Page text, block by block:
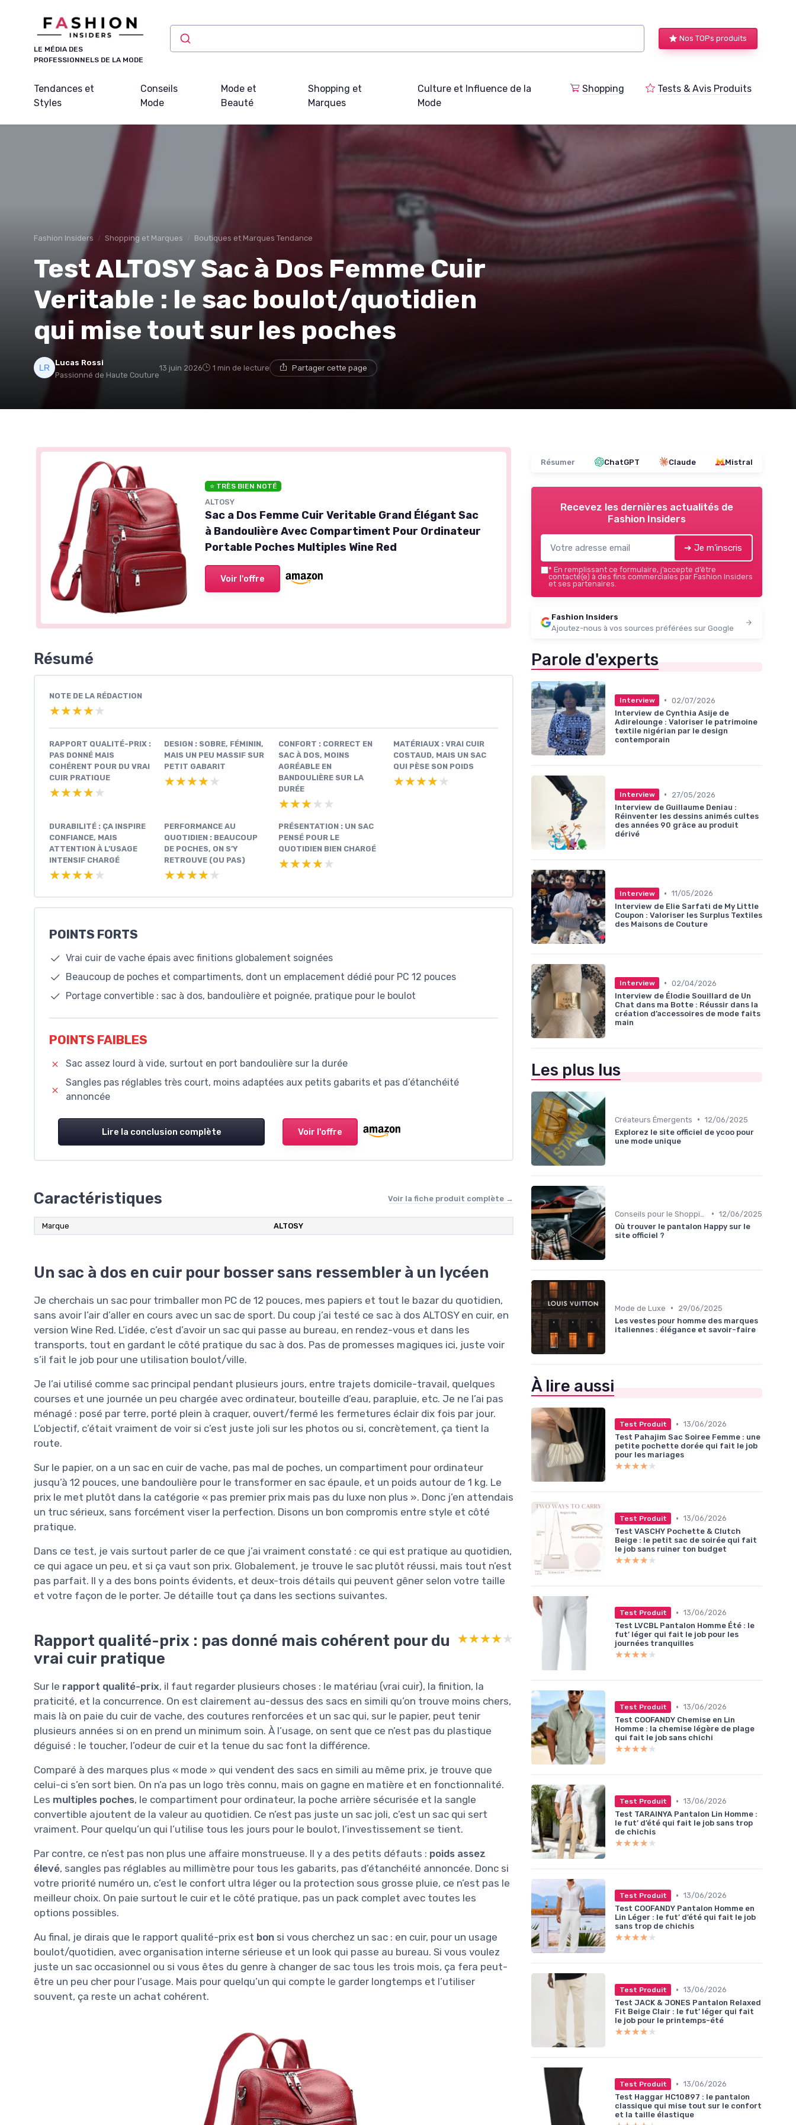
LE MÉDIA DES
PROFESSIONNELS DE LA MODE
Nos TOPs produits
Tendances et
Styles
Conseils
Mode
Mode et
Beauté
Shopping et
Marques
Culture et Influence de la
Mode
Shopping Tests & Avis Produits
Fashion Insiders Shopping et Marques Boutiques et Marques Tendance
Test ALTOSY Sac à Dos Femme Cuir
Veritable : le sac boulot/quotidien
qui mise tout sur les poches
Lucas Rossi
Passionné de Haute Couture
13 juin 2026 1 min de lecture Partager cette page
⭐ TRÈS BIEN NOTÉ
ALTOSY
Sac a Dos Femme Cuir Veritable Grand Élégant Sac
à Bandoulière Avec Compartiment Pour Ordinateur
Portable Poches Multiples Wine Red
Voir l'offre
Résumé
NOTE DE LA RÉDACTION
★★★★★
★★★★★
RAPPORT QUALITÉ-PRIX :
PAS DONNÉ MAIS
COHÉRENT POUR DU VRAI
CUIR PRATIQUE
★★★★★
★★★★★
DESIGN : SOBRE, FÉMININ,
MAIS UN PEU MASSIF SUR
PETIT GABARIT
★★★★★
★★★★★
CONFORT : CORRECT EN
SAC À DOS, MOINS
AGRÉABLE EN
BANDOULIÈRE SUR LA
DURÉE
★★★★★
★★★★★
MATÉRIAUX : VRAI CUIR
COSTAUD, MAIS UN SAC
QUI PÈSE SON POIDS
★★★★★
★★★★★
DURABILITÉ : ÇA INSPIRE
CONFIANCE, MAIS
ATTENTION À L’USAGE
INTENSIF CHARGÉ
★★★★★
★★★★★
PERFORMANCE AU
QUOTIDIEN : BEAUCOUP
DE POCHES, ON S’Y
RETROUVE (OU PAS)
★★★★★
★★★★★
PRÉSENTATION : UN SAC
PENSÉ POUR LE
QUOTIDIEN BIEN CHARGÉ
★★★★★
★★★★★
POINTS FORTS
Vrai cuir de vache épais avec finitions globalement soignées
Beaucoup de poches et compartiments, dont un emplacement dédié pour PC 12 pouces
Portage convertible : sac à dos, bandoulière et poignée, pratique pour le boulot
POINTS FAIBLES
Sac assez lourd à vide, surtout en port bandoulière sur la durée
Sangles pas réglables très court, moins adaptées aux petits gabarits et pas d’étanchéité
annoncée
Lire la conclusion complète Voir l'offre
Caractéristiques Voir la fiche produit complète →
Marque ALTOSY
Un sac à dos en cuir pour bosser sans ressembler à un lycéen
Je cherchais un sac pour trimballer mon PC de 12 pouces, mes papiers et tout le bazar du quotidien,
sans avoir l’air d’aller en cours avec un sac de sport. Du coup j’ai testé ce sac à dos ALTOSY en cuir, en
version Wine Red. L’idée, c’est d’avoir un sac qui passe au bureau, en rendez-vous et dans les
transports, tout en gardant le côté pratique du sac à dos. Pas de promesses magiques ici, juste voir
s’il fait le job pour une utilisation boulot/ville.
Je l’ai utilisé comme sac principal pendant plusieurs jours, entre trajets domicile-travail, quelques
courses et une journée un peu chargée avec ordinateur, bouteille d’eau, parapluie, etc. Je ne l’ai pas
ménagé : posé par terre, porté plein à craquer, ouvert/fermé les fermetures éclair dix fois par jour.
L’objectif, c’était vraiment de voir si c’est juste joli sur les photos ou si, concrètement, ça tient la
route.
Sur le papier, on a un sac en cuir de vache, pas mal de poches, un compartiment pour ordinateur
jusqu’à 12 pouces, une bandoulière pour le transformer en sac épaule, et un poids autour de 1 kg. Le
prix le met plutôt dans la catégorie « pas premier prix mais pas du luxe non plus ». Donc j’en attendais
un truc sérieux, sans forcément viser la perfection. Disons un bon compromis entre style et côté
pratique.
Dans ce test, je vais surtout parler de ce que j’ai vraiment constaté : ce qui est pratique au quotidien,
ce qui agace un peu, et si ça vaut son prix. Globalement, je trouve le sac plutôt réussi, mais tout n’est
pas parfait. Il y a des bons points évidents, et deux-trois détails qui peuvent gêner selon votre taille
et votre façon de le porter. Je détaille tout ça dans les sections suivantes.
Rapport qualité-prix : pas donné mais cohérent pour du
vrai cuir pratique
★★★★★
★★★★★
Sur le rapport qualité-prix, il faut regarder plusieurs choses : le matériau (vrai cuir), la finition, la
praticité, et la concurrence. On est clairement au-dessus des sacs en simili qu’on trouve moins chers,
mais là on paie du cuir de vache, des coutures renforcées et un sac qui, sur le papier, peut tenir
plusieurs années si on en prend un minimum soin. À l’usage, on sent que ce n’est pas du plastique
déguisé : le toucher, l’odeur de cuir et la tenue du sac font la différence.
Comparé à des marques plus « mode » qui vendent des sacs en simili au même prix, je trouve que
celui-ci s’en sort bien. On n’a pas un logo très connu, mais on gagne en matière et en fonctionnalité.
Les multiples poches, le compartiment pour ordinateur, la poche arrière sécurisée et la sangle
convertible ajoutent de la valeur au quotidien. Ce n’est pas juste un sac joli, c’est un sac qui sert
vraiment. Pour quelqu’un qui l’utilise tous les jours pour le boulot, l’investissement se tient.
Par contre, ce n’est pas non plus une affaire monstrueuse. Il y a des petits défauts : poids assez
élevé, sangles pas réglables au millimètre pour tous les gabarits, pas d’étanchéité annoncée. Donc si
votre priorité numéro un, c’est le confort ultra léger ou la protection sous grosse pluie, ce n’est pas le
meilleur choix. On paie surtout le cuir et le côté pratique, pas un pack complet avec toutes les
options possibles.
Au final, je dirais que le rapport qualité-prix est bon si vous cherchez un sac : en cuir, pour un usage
boulot/quotidien, avec organisation interne sérieuse et un look qui passe au bureau. Si vous voulez
juste un sac occasionnel ou si vous êtes du genre à changer de sac tous les trois mois, ça fera peut-
être un peu cher pour l’usage. Mais pour quelqu’un qui compte le garder longtemps et l’utiliser
souvent, ça reste un achat cohérent.
Résumer ChatGPT Claude Mistral
Recevez les dernières actualités de
Fashion Insiders
➔ Je m'inscris
* En remplissant ce formulaire, j’accepte d’être
contacté(e) à des fins commerciales par Fashion Insiders
et ses partenaires.
Fashion Insiders
Ajoutez-nous à vos sources préférées sur Google
Parole d'experts
Interview • 02/07/2026
Interview de Cynthia Asije de
Adirelounge : Valoriser le patrimoine
textile nigérian par le design
contemporain
Interview •
27/05/2026
Interview de Guillaume Deniau :
Réinventer les dessins animés cultes
des années 90 grâce au produit
dérivé
Interview • 11/05/2026
Interview de Elie Sarfati de My Little
Coupon : Valoriser les Surplus Textiles
des Maisons de Couture
Interview • 02/04/2026
Interview de Élodie Souillard de Un
Chat dans ma Botte : Réussir dans la
création d’accessoires de mode faits
main
Les plus lus
Créateurs Émergents • 12/06/2025
Explorez le site officiel de ycoo pour
une mode unique
• 12/06/2025
Où trouver le pantalon Happy sur le
site officiel ?
Mode de Luxe •
29/06/2025
Les vestes pour homme des marques
italiennes : élégance et savoir-faire
À lire aussi
Test Produit • 13/06/2026
Test Pahajim Sac Soiree Femme : une
petite pochette dorée qui fait le job
pour les mariages
★★★★★
★★★★★
Test Produit • 13/06/2026
Test VASCHY Pochette & Clutch
Beige : le petit sac de soirée qui fait
le job sans ruiner ton budget
★★★★★
★★★★★
Test Produit • 13/06/2026
Test LVCBL Pantalon Homme Été : le
fut’ léger qui fait le job pour les
journées tranquilles
★★★★★
★★★★★
Test Produit • 13/06/2026
Test COOFANDY Chemise en Lin
Homme : la chemise légère de plage
qui fait le job sans chichi
★★★★★
★★★★★
Test Produit • 13/06/2026
Test TARAINYA Pantalon Lin Homme :
le fut’ d’été qui fait le job sans trop
de chichis
★★★★★
★★★★★
Test Produit • 13/06/2026
Test COOFANDY Pantalon Homme en
Lin Léger : le fut’ d’été qui fait le job
sans trop de chichis
★★★★★
★★★★★
Test Produit • 13/06/2026
Test JACK & JONES Pantalon Relaxed
Fit Beige Clair : le fut’ léger qui fait
le job pour le printemps-été
★★★★★
★★★★★
Test Produit • 13/06/2026
Test Haggar HC10897 : le pantalon
classique qui mise tout sur le confort
et la taille élastique